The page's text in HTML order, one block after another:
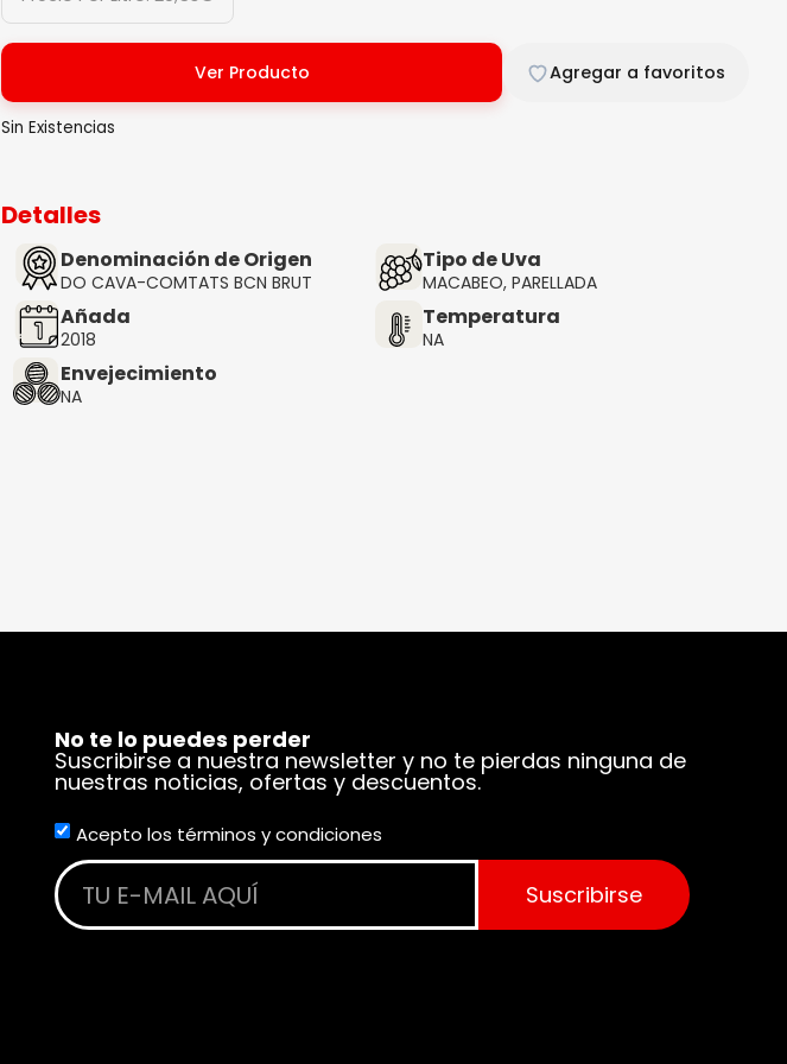
Ver Producto Agregar a favoritos
Sin Existencias
Detalles
Denominación de Origen
DO CAVA-COMTATS BCN BRUT
Tipo de Uva
MACABEO, PARELLADA
Añada
2018
Temperatura
NA
Envejecimiento
NA
No te lo puedes perder
Suscribirse a nuestra newsletter y no te pierdas ninguna de
nuestras noticias, ofertas y descuentos.
Acepto los términos y condiciones
Suscribirse